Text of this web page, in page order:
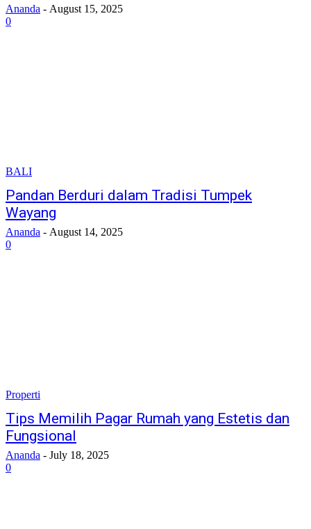
Ananda - August 15, 2025
0
BALI
Pandan Berduri dalam Tradisi Tumpek
Wayang
Ananda - August 14, 2025
0
Properti
Tips Memilih Pagar Rumah yang Estetis dan
Fungsional
Ananda - July 18, 2025
0